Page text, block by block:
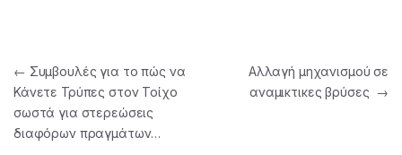
Πλοήγηση άρθρων
← Συμβουλές για το πώς να
Κάνετε Τρύπες στον Τοίχο
σωστά για στερεώσεις
διαφόρων πραγμάτων…
Αλλαγή μηχανισμού σε
αναμικτικες βρύσες →